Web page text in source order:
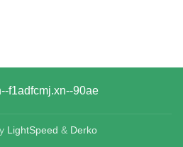
f1adfcmj.xn--90ae
LightSpeed & Derko